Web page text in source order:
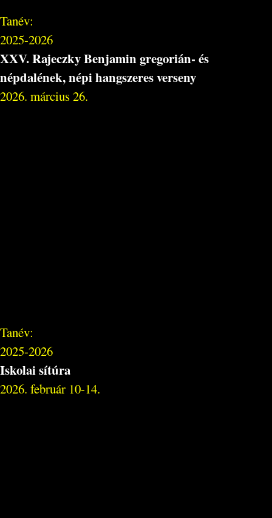
Tanév:
2025-2026
XXV. Rajeczky Benjamin gregorián- és
népdalének, népi hangszeres verseny
2026. március 26.
Tanév:
2025-2026
Iskolai sítúra
2026. február 10-14.